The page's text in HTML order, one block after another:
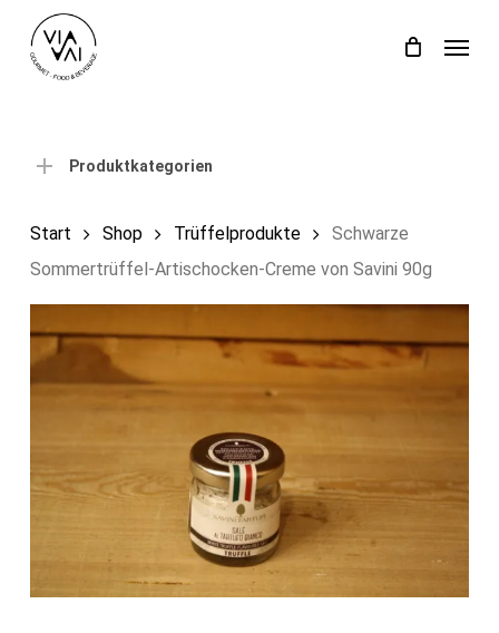
Einkaufswagen Close
Produktkategorien
Start Shop Trüffelprodukte
Schwarze
Sommertrüffel-Artischocken-Creme von Savini 90g